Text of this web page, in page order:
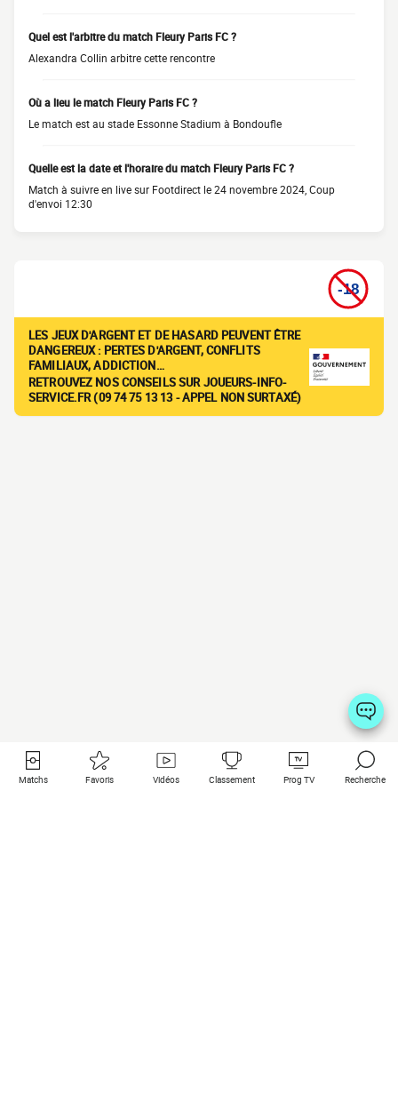
Quel est l'arbitre du match Fleury Paris FC ?
Alexandra Collin arbitre cette rencontre
Où a lieu le match Fleury Paris FC ?
Le match est au stade Essonne Stadium à Bondoufle
Quelle est la date et l'horaire du match Fleury Paris FC ?
Match à suivre en live sur Footdirect le 24 novembre 2024, Coup
d'envoi 12:30
LES JEUX D'ARGENT ET DE HASARD PEUVENT ÊTRE
DANGEREUX : PERTES D'ARGENT, CONFLITS
FAMILIAUX, ADDICTION…
RETROUVEZ NOS CONSEILS SUR JOUEURS-INFO-
SERVICE.FR (09 74 75 13 13 - APPEL NON SURTAXÉ)
Matchs Favoris Vidéos Classement Prog TV Recherche